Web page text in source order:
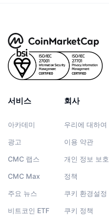
서비스
아카데미
광고
CMC 랩스
CMC Max
주요 뉴스
비트코인 ETF
회사
우리에 대하여
이용 약관
개인 정보 보호
정책
쿠키 환경설정
쿠키 정책